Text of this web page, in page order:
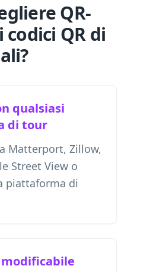
QR-
QR di
qualsiasi
di tour
Matterport, Zillow,
Street View o
piattaforma di